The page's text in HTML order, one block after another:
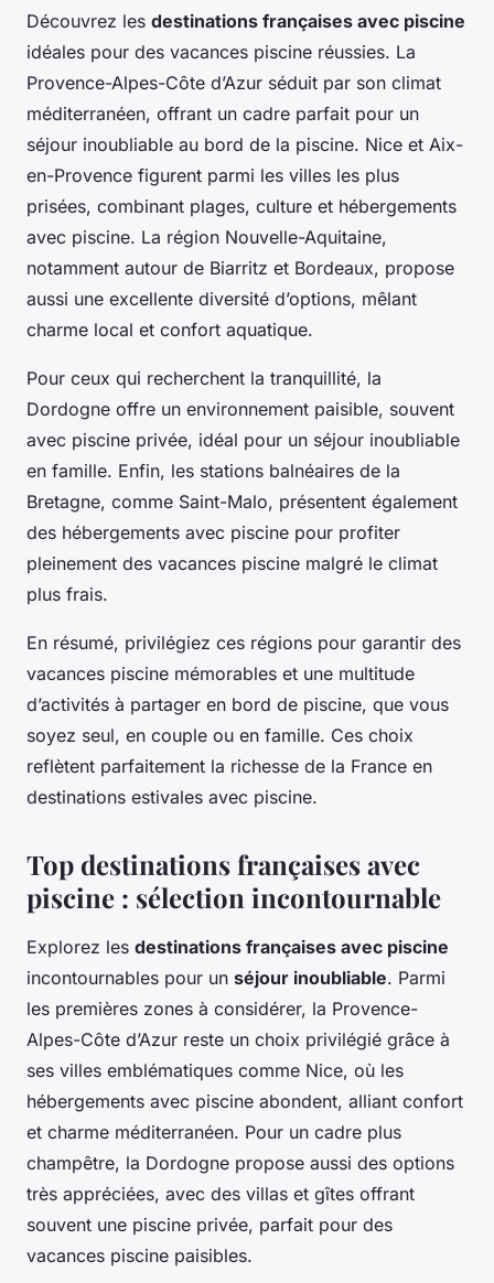
Découvrez les destinations françaises avec piscine
idéales pour des vacances piscine réussies. La
Provence-Alpes-Côte d’Azur séduit par son climat
méditerranéen, offrant un cadre parfait pour un
séjour inoubliable au bord de la piscine. Nice et Aix-
en-Provence figurent parmi les villes les plus
prisées, combinant plages, culture et hébergements
avec piscine. La région Nouvelle-Aquitaine,
notamment autour de Biarritz et Bordeaux, propose
aussi une excellente diversité d’options, mêlant
charme local et confort aquatique.
Pour ceux qui recherchent la tranquillité, la
Dordogne offre un environnement paisible, souvent
avec piscine privée, idéal pour un séjour inoubliable
en famille. Enfin, les stations balnéaires de la
Bretagne, comme Saint-Malo, présentent également
des hébergements avec piscine pour profiter
pleinement des vacances piscine malgré le climat
plus frais.
En résumé, privilégiez ces régions pour garantir des
vacances piscine mémorables et une multitude
d’activités à partager en bord de piscine, que vous
soyez seul, en couple ou en famille. Ces choix
reflètent parfaitement la richesse de la France en
destinations estivales avec piscine.
Top destinations françaises avec
piscine : sélection incontournable
Explorez les destinations françaises avec piscine
incontournables pour un séjour inoubliable. Parmi
les premières zones à considérer, la Provence-
Alpes-Côte d’Azur reste un choix privilégié grâce à
ses villes emblématiques comme Nice, où les
hébergements avec piscine abondent, alliant confort
et charme méditerranéen. Pour un cadre plus
champêtre, la Dordogne propose aussi des options
très appréciées, avec des villas et gîtes offrant
souvent une piscine privée, parfait pour des
vacances piscine paisibles.